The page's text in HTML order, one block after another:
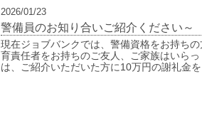
2026/01/23
警備員のお知り合いご紹介ください～
現在ジョブバンクでは、警備資格をお持ち
育責任者をお持ちのご友人、ご家族はいら
は、ご紹介いただいた方に10万円の謝礼金